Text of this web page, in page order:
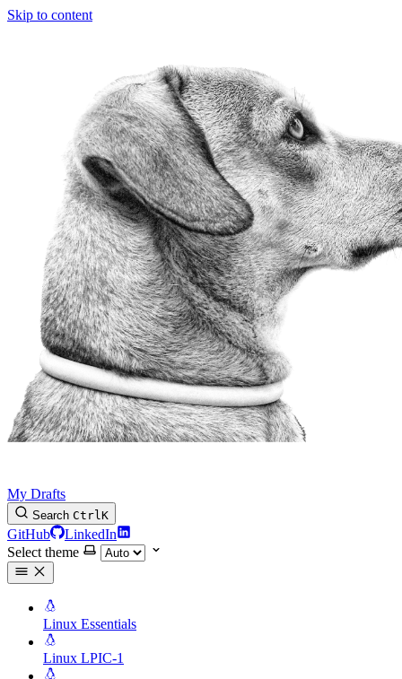
Skip to content
My Drafts
Search CtrlK
GitHub
LinkedIn
Select theme
Linux Essentials
Linux LPIC-1